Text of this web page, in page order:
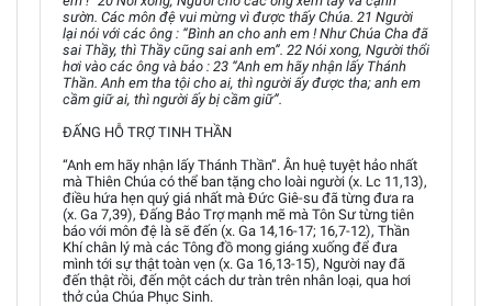
sườn. Các môn đệ vui mừng vì được thấy Chúa. 21 Người
lại nói với các ông : “Bình an cho anh em ! Như Chúa Cha đã
sai Thầy, thì Thầy cũng sai anh em”. 22 Nói xong, Người thổi
hơi vào các ông và bảo : 23 “Anh em hãy nhận lấy Thánh
Thần. Anh em tha tội cho ai, thì người ấy được tha; anh em
cầm giữ ai, thì người ấy bị cầm giữ”.
ĐẤNG HỖ TRỢ TINH THẦN
“Anh em hãy nhận lấy Thánh Thần”. Ân huệ tuyệt hảo nhất
mà Thiên Chúa có thể ban tặng cho loài người (x. Lc 11,13),
điều hứa hẹn quý giá nhất mà Đức Giê-su đã từng đưa ra
(x. Ga 7,39), Đấng Bảo Trợ mạnh mẽ mà Tôn Sư từng tiên
báo với môn đệ là sẽ đến (x. Ga 14,16-17; 16,7-12), Thần
Khí chân lý mà các Tông đồ mong giáng xuống để đưa
mình tới sự thật toàn vẹn (x. Ga 16,13-15), Người nay đã
đến thật rồi, đến một cách dư tràn trên nhân loại, qua hơi
thở của Chúa Phục Sinh.